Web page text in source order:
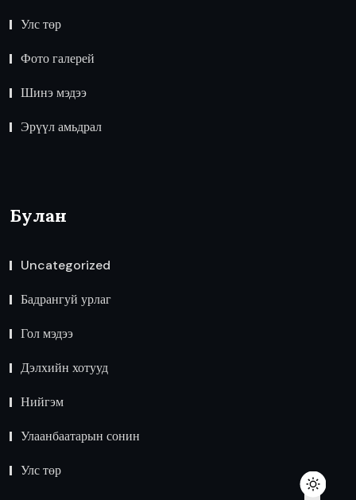
Улс төр
Фото галерей
Шинэ мэдээ
Эрүүл амьдрал
Булан
Uncategorized
Бадрангуй урлаг
Гол мэдээ
Дэлхийн хотууд
Нийгэм
Улаанбаатарын сонин
Улс төр